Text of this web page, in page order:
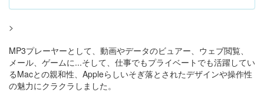
>
MP3プレーヤーとして、動画やデータのビュアー、ウェブ閲覧、
メール、ゲームに...そして、仕事でもプライベートでも活躍してい
るMacとの親和性、Appleらしいそぎ落とされたデザインや操作性
の魅力にクラクラしました。